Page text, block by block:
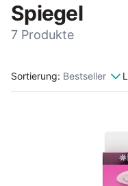
Spiegel
7 Produkte
Sortierung: Bestseller